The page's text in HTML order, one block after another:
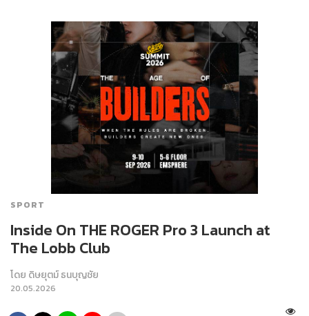
SPORT
Inside On THE ROGER Pro 3 Launch at
The Lobb Club
โดย ดิษยุตม์ ธนบุญชัย
20.05.2026